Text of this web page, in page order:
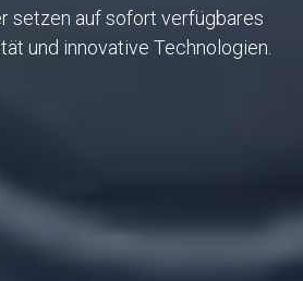
setzen auf sofort verfügbares
und innovative Technologien.